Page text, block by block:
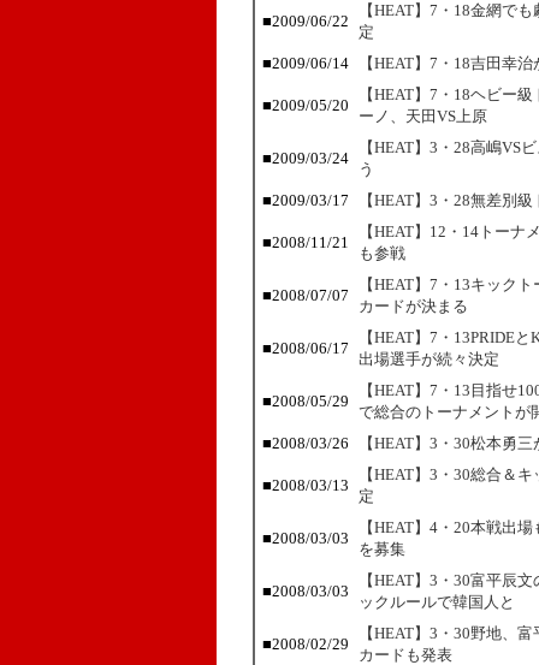
■2009/06/22
【HEAT】7・18金網で
定
■2009/06/14
【HEAT】7・18吉田幸
■2009/05/20
【HEAT】7・18ヘビー
ーノ、天田VS上原
■2009/03/24
【HEAT】3・28高嶋VS
う
■2009/03/17
【HEAT】3・28無差別
■2008/11/21
【HEAT】12・14トー
も参戦
■2008/07/07
【HEAT】7・13キック
カードが決まる
■2008/06/17
【HEAT】7・13PRIDE
出場選手が続々決定
■2008/05/29
【HEAT】7・13目指せ
で総合のトーナメントが
■2008/03/26
【HEAT】3・30松本勇
■2008/03/13
【HEAT】3・30総合＆
定
■2008/03/03
【HEAT】4・20本戦出
を募集
■2008/03/03
【HEAT】3・30富平辰
ックルールで韓国人と
■2008/02/29
【HEAT】3・30野地、
カードも発表